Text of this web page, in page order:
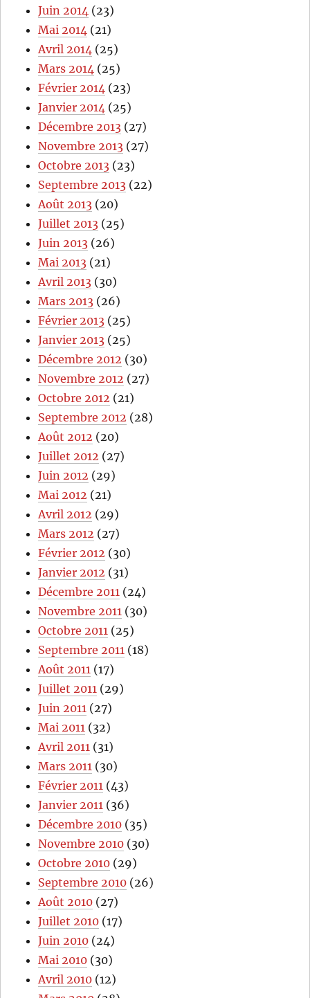
Juin 2014 (23)
Mai 2014 (21)
Avril 2014 (25)
Mars 2014 (25)
Février 2014 (23)
Janvier 2014 (25)
Décembre 2013 (27)
Novembre 2013 (27)
Octobre 2013 (23)
Septembre 2013 (22)
Août 2013 (20)
Juillet 2013 (25)
Juin 2013 (26)
Mai 2013 (21)
Avril 2013 (30)
Mars 2013 (26)
Février 2013 (25)
Janvier 2013 (25)
Décembre 2012 (30)
Novembre 2012 (27)
Octobre 2012 (21)
Septembre 2012 (28)
Août 2012 (20)
Juillet 2012 (27)
Juin 2012 (29)
Mai 2012 (21)
Avril 2012 (29)
Mars 2012 (27)
Février 2012 (30)
Janvier 2012 (31)
Décembre 2011 (24)
Novembre 2011 (30)
Octobre 2011 (25)
Septembre 2011 (18)
Août 2011 (17)
Juillet 2011 (29)
Juin 2011 (27)
Mai 2011 (32)
Avril 2011 (31)
Mars 2011 (30)
Février 2011 (43)
Janvier 2011 (36)
Décembre 2010 (35)
Novembre 2010 (30)
Octobre 2010 (29)
Septembre 2010 (26)
Août 2010 (27)
Juillet 2010 (17)
Juin 2010 (24)
Mai 2010 (30)
Avril 2010 (12)